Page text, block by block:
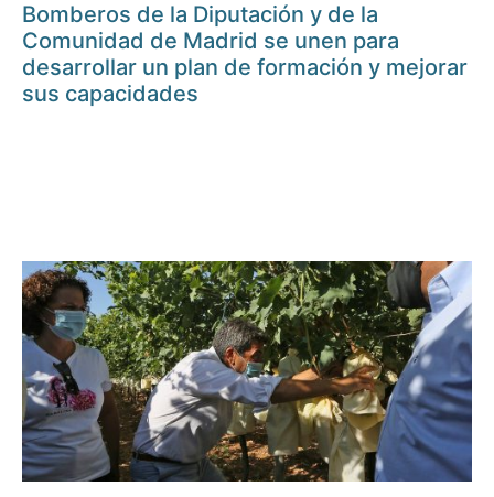
Bomberos de la Diputación y de la
Comunidad de Madrid se unen para
desarrollar un plan de formación y mejorar
sus capacidades